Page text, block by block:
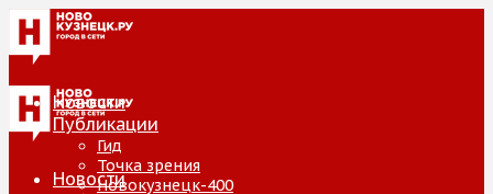
Новости
Публикации
Гид
Точка зрения
Новокузнецк-400
Новости